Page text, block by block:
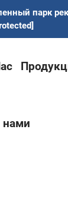
парк
нами